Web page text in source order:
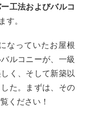
工法およびバルコ
。
なっていたお屋根
ルコニーが、一級
く、そして新築以
た。まずは、その
ください！